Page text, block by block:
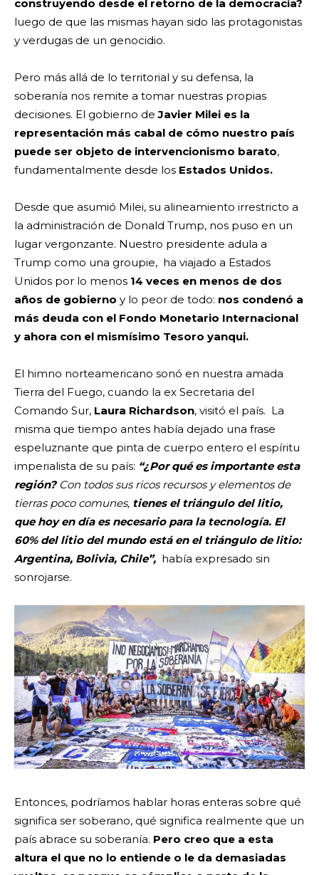
construyendo desde el retorno de la democracia?
luego de que las mismas hayan sido las protagonistas
y verdugas de un genocidio.
Pero más allá de lo territorial y su defensa, la
soberanía nos remite a tomar nuestras propias
decisiones. El gobierno de Javier Milei es la
representación más cabal de cómo nuestro país
puede ser objeto de intervencionismo barato,
fundamentalmente desde los Estados Unidos.
Desde que asumió Milei, su alineamiento irrestricto a
la administración de Donald Trump, nos puso en un
lugar vergonzante. Nuestro presidente adula a
Trump como una groupie, ha viajado a Estados
Unidos por lo menos 14 veces en menos de dos
años de gobierno y lo peor de todo: nos condenó a
más deuda con el Fondo Monetario Internacional
y ahora con el mismísimo Tesoro yanqui.
El himno norteamericano sonó en nuestra amada
Tierra del Fuego, cuando la ex Secretaria del
Comando Sur, Laura Richardson, visitó el país. La
misma que tiempo antes había dejado una frase
espeluznante que pinta de cuerpo entero el espíritu
imperialista de su país: “¿Por qué es importante esta
región? Con todos sus ricos recursos y elementos de
tierras poco comunes, tienes el triángulo del litio,
que hoy en día es necesario para la tecnología. El
60% del litio del mundo está en el triángulo de litio:
Argentina, Bolivia, Chile”, había expresado sin
sonrojarse.
Entonces, podríamos hablar horas enteras sobre qué
significa ser soberano, qué significa realmente que un
país abrace su soberanía. Pero creo que a esta
altura el que no lo entiende o le da demasiadas